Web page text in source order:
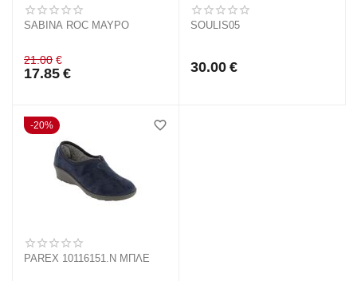
SABINA ROC ΜΑΥΡΟ
21.00 €
17.85 €
SOULIS05
30.00 €
20%
PAREX 10116151.N ΜΠΛΕ